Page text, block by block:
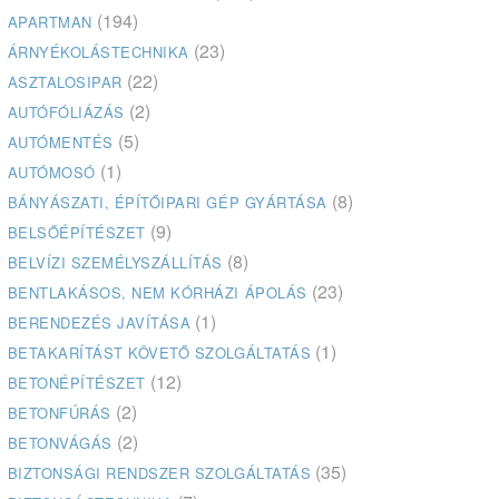
APARTMAN (194)
ÁRNYÉKOLÁSTECHNIKA (23)
ASZTALOSIPAR (22)
AUTÓFÓLIÁZÁS (2)
AUTÓMENTÉS (5)
AUTÓMOSÓ (1)
BÁNYÁSZATI, ÉPÍTŐIPARI GÉP GYÁRTÁSA (8)
BELSŐÉPÍTÉSZET (9)
BELVÍZI SZEMÉLYSZÁLLÍTÁS (8)
BENTLAKÁSOS, NEM KÓRHÁZI ÁPOLÁS (23)
BERENDEZÉS JAVÍTÁSA (1)
BETAKARÍTÁST KÖVETŐ SZOLGÁLTATÁS (1)
BETONÉPÍTÉSZET (12)
BETONFÚRÁS (2)
BETONVÁGÁS (2)
BIZTONSÁGI RENDSZER SZOLGÁLTATÁS (35)